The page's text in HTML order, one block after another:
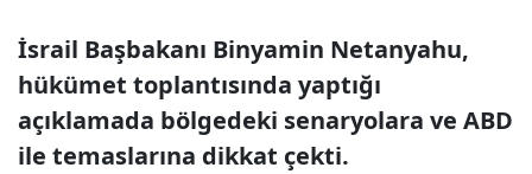
İsrail Başbakanı Binyamin Netanyahu,
hükümet toplantısında yaptığı
açıklamada bölgedeki senaryolara ve ABD
ile temaslarına dikkat çekti.